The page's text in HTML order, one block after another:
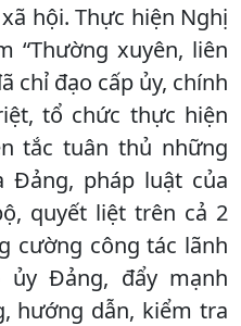
hội. Thực hiện Nghị
“Thường xuyên, liên
chỉ đạo cấp ủy, chính
tổ chức thực hiện
tắc tuân thủ những
Đảng, pháp luật của
quyết liệt trên cả 2
cường công tác lãnh
ủy Đảng, đẩy mạnh
hướng dẫn, kiểm tra